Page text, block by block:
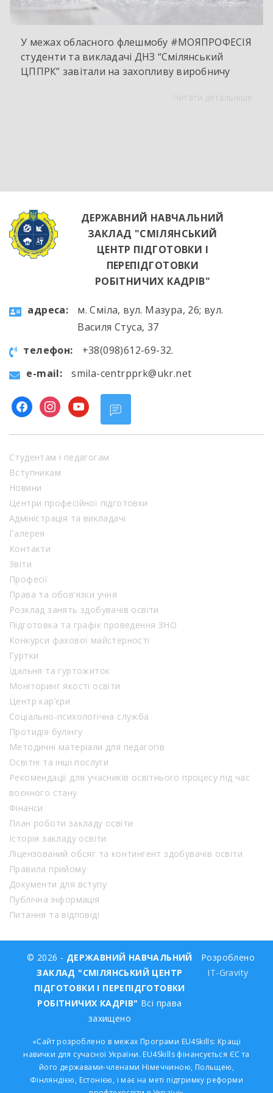
У межах обласного флешмобу #МОЯПРОФЕСІЯ
студенти та викладачі ДНЗ “Смілянський
ЦППРК” завітали на захопливу виробничу
НВК “Лідер”. Світлі кахлі, інноваційне
висококваліфікованих майбутніх фахівцях. […]
Читати детальніше
ДЕРЖАВНИЙ НАВЧАЛЬНИЙ
ЗАКЛАД "СМІЛЯНСЬКИЙ
ЦЕНТР ПІДГОТОВКИ І
ПЕРЕПІДГОТОВКИ
РОБІТНИЧИХ КАДРІВ"
aдресa:
м. Сміла, вул. Мазура, 26; вул.
Василя Стуса, 37
телефон:
+38(098)612-69-32.
e-mail:
smila-centrpprk@ukr.net
facebookinstagram
youtube
Студентам і педагогам
Вступникам
Новини
Центри професійної підготовки
Адміністрація та викладачі
Галерея
Контакти
Звіти
Професії
Права та обов’язки учня
Розклад занять здобувачів освіти
Підготовка та графік проведення ЗНО
Конкурси фахової майстерності
Гуртки
Їдальня та гуртожиток
Моніторинг якості освіти
Центр кар’єри
Соціально-психологічна служба
Протидія булінгу
Методичні матеріали для педагогів
Освітні та інші послуги
Рекомендації для учасників освітнього процесу під час
воєнного стану
Фінанси
План роботи закладу освіти
Історія закладу освіти
Ліцензований обсяг та контингент здобувачів освіти
Правила прийому
Документи для вступу
Публічна інформація
Питання та відповіді
© 2026 - ДЕРЖАВНИЙ НАВЧАЛЬНИЙ
ЗАКЛАД "СМІЛЯНСЬКИЙ ЦЕНТР
ПІДГОТОВКИ І ПЕРЕПІДГОТОВКИ
РОБІТНИЧИХ КАДРІВ" Всі права
захищено
Розроблено
IT-Gravity
«Сайт розроблено в межах Програми EU4Skills: Кращі
навички для сучасної України. EU4Skills фінансується ЄС та
його державами-членами Німеччиною, Польщею,
Фінляндією, Естонією, і має на меті підтримку реформи